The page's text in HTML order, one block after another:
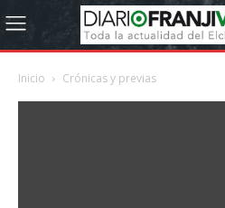
Inicio Crónicas y previas